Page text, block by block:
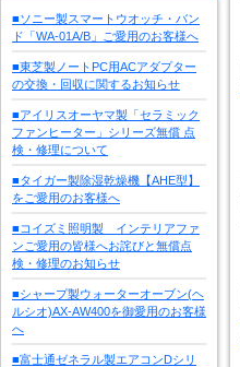
■ソニー製スマートウオッチ・バン
ド「WA-01A/B」ご愛用のお客様へ
■東芝製ノートPC用ACアダプター
の交換・回収に関するお知らせ
■アイリスオーヤマ製「セラミック
ファンヒーター」シリーズ無償 点
検・修理について
■タイガー製除湿乾燥機【AHE型】
をご愛用のお客様へ
■コイズミ照明製 インテリアファ
ンご愛用の皆様へお詫びと無償点
検・修理のお知らせ
■シャープ製ウォーターオーブン(ヘ
ルシオ)AX-AW400を御愛用のお客様
へ
■富士通ゼネラル製エアコンDシリ